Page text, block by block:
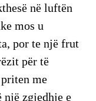
në luftën
mos u
por te një frut
për të
me
një zgjedhje e